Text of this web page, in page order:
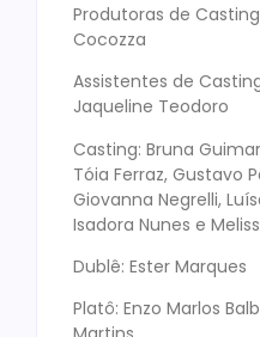
Produtoras de
Cocozza
Assistentes de
Jaqueline Teodoro
Casting: Bruna
Tóia Ferraz, Gustavo
Giovanna Negrelli,
Isadora Nunes e
Dublê: Ester Marques
Platô: Enzo Marlos